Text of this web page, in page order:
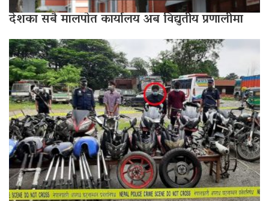
देशका सबै मालपोत कार्यालय अब विद्युतीय प्रणालीमा